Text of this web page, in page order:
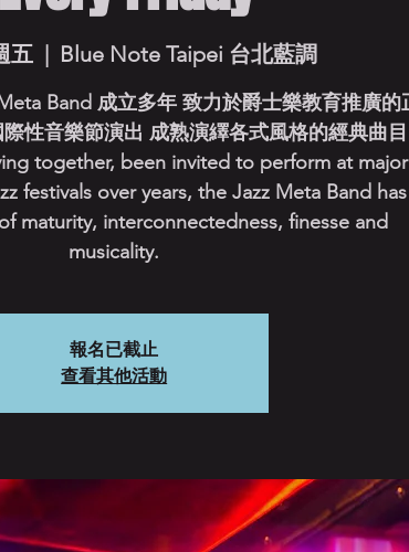
五
  |
Blue Note Taipei 台北藍調
Band 成立多年 致力於爵士樂教育推廣的
性音樂節演出 成熟演繹各式風格的經典曲目
together, been invited to perform at major
festivals over years, the Jazz Meta Band has
maturity, interconnectedness, finesse and
musicality.
報名已截止
查看其他活動